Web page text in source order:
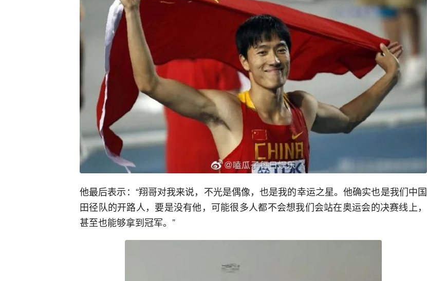
他最后表示：“翔哥对我来说，不光是偶像，也是我的幸运之星。他确实也是我们中国
田径队的开路人，要是没有他，可能很多人都不会想我们会站在奥运会的决赛线上，
甚至也能够拿到冠军。”